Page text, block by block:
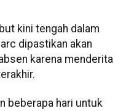
kini tengah dalam
dipastikan akan
karena menderita
beberapa hari untuk